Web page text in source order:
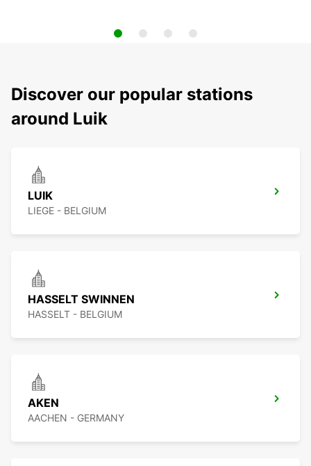
Discover our popular stations
around Luik
LUIK
LIEGE - BELGIUM
HASSELT SWINNEN
HASSELT - BELGIUM
AKEN
AACHEN - GERMANY